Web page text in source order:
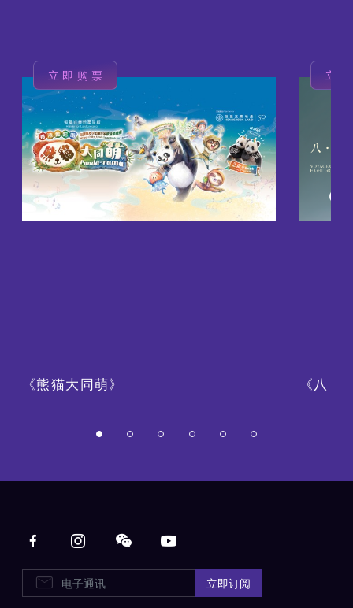
立即购票
图
像
《熊猫大同萌》
立
图
《八・
Main navigation
电子通讯 立即订阅